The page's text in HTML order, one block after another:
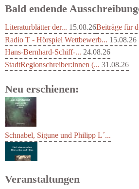
Bald endende
Literaturblätter der... 15.08.26Beiträge für
Radio T - Hörspiel Wettbewerb... 15.08.26
Hans-Bernhard-Schiff-... 24.08.26
StadtRegionschreiber:innen (... 31.08.26
Neu erschienen:
Schnabel, Sigune und Philipp L´...
Veranstaltungen